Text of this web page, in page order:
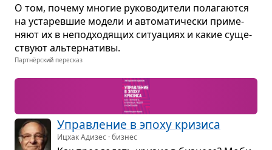
О том, почему мно­гие руко­во­ди­тели пола­га­ются
на уста­рев­шие модели и авто­ма­ти­че­ски при­ме­
няют их в непод­хо­дя­щих ситу­а­циях и какие суще­
ствуют аль­тер­на­тивы.
Партнёрский пересказ
Управ­ле­ние в эпоху кри­зиса
Ицхак Адизес · бизнес